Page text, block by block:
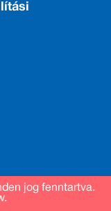
jog fenntartva.